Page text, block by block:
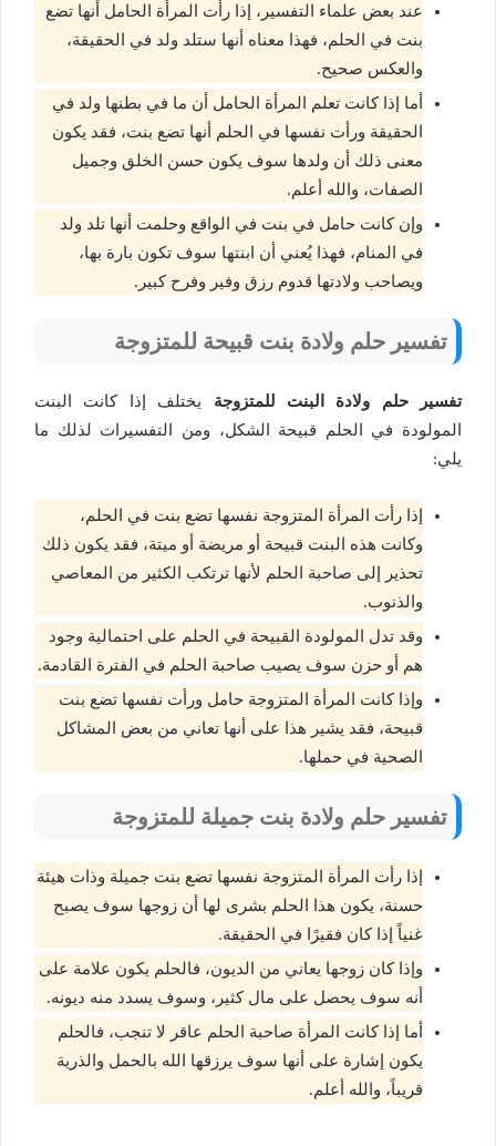
عند بعض علماء التفسير، إذا رأت المرأة الحامل أنها تضع
بنت في الحلم، فهذا معناه أنها ستلد ولد في الحقيقة،
والعكس صحيح.
أما إذا كانت تعلم المرأة الحامل أن ما في بطنها ولد في
الحقيقة ورأت نفسها في الحلم أنها تضع بنت، فقد يكون
معنى ذلك أن ولدها سوف يكون حسن الخلق وجميل
الصفات، والله أعلم.
وإن كانت حامل في بنت في الواقع وحلمت أنها تلد ولد
في المنام، فهذا يُعني أن ابنتها سوف تكون بارة بها،
ويصاحب ولادتها قدوم رزق وفير وفرح كبير.
تفسير حلم ولادة بنت قبيحة للمتزوجة
تفسير حلم ولادة البنت للمتزوجة يختلف إذا كانت البنت
المولودة في الحلم قبيحة الشكل، ومن التفسيرات لذلك ما
يلي:
إذا رأت المرأة المتزوجة نفسها تضع بنت في الحلم،
وكانت هذه البنت قبيحة أو مريضة أو ميتة، فقد يكون ذلك
تحذير إلى صاحبة الحلم لأنها ترتكب الكثير من المعاصي
والذنوب.
وقد تدل المولودة القبيحة في الحلم على احتمالية وجود
هم أو حزن سوف يصيب صاحبة الحلم في الفترة القادمة.
وإذا كانت المرأة المتزوجة حامل ورأت نفسها تضع بنت
قبيحة، فقد يشير هذا على أنها تعاني من بعض المشاكل
الصحية في حملها.
تفسير حلم ولادة بنت جميلة للمتزوجة
إذا رأت المرأة المتزوجة نفسها تضع بنت جميلة وذات هيئة
حسنة، يكون هذا الحلم بشرى لها أن زوجها سوف يصبح
غنياً إذا كان فقيرًا في الحقيقة.
وإذا كان زوجها يعاني من الديون، فالحلم يكون علامة على
أنه سوف يحصل على مال كثير، وسوف يسدد منه ديونه.
أما إذا كانت المرأة صاحبة الحلم عاقر لا تنجب، فالحلم
يكون إشارة على أنها سوف يرزقها الله بالحمل والذرية
قريباً، والله أعلم.